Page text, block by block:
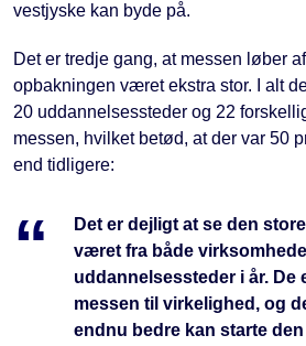
vestjyske kan byde på.
Det er tredje gang, at messen løber
opbakningen været ekstra stor. I alt
20 uddannelsessteder og 22
messen, hvilket betød, at der var 50
end tidligere:
Det er dejligt at se den
været fra både
uddannelsessteder i år. De
messen til virkelighed, og
endnu bedre kan starte